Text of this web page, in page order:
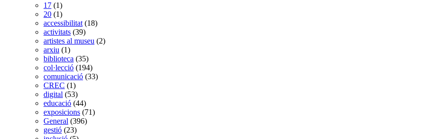
17 (1)
20 (1)
accessibilitat (18)
activitats (39)
artistes al museu (2)
arxiu (1)
biblioteca (35)
col·lecció (194)
comunicació (33)
CREC (1)
digital (53)
educació (44)
exposicions (71)
General (396)
gestió (23)